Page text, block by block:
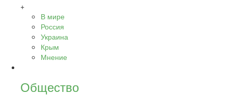
+
В мире
Россия
Украина
Крым
Мнение
Общество